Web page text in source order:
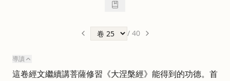
/ 40
導讀
這卷經文繼續講菩薩修習《大涅槃經》能得到的功德。首